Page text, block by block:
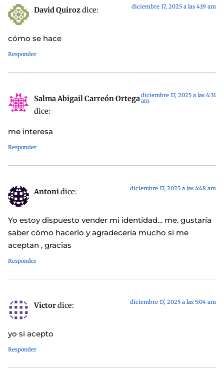
David Quirozdice: diciembre 17, 2025 a las 4:19 am
cómo se hace
Responder
Salma Abigail Carreón Ortega
dice:
diciembre 17, 2025 a las 4:31
am
me interesa
Responder
Antonidice: diciembre 17, 2025 a las 4:48 am
Yo estoy dispuesto vender mi identidad… me. gustaría
saber cómo hacerlo y agradeceria mucho si me
aceptan , gracias
Responder
Victordice: diciembre 17, 2025 a las 5:04 am
yo si acepto
Responder